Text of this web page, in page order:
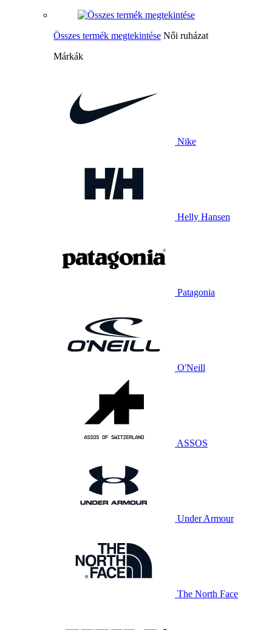
Összes termék megtekintése Női ruházat
Márkák
Nike
Helly Hansen
Patagonia
O'Neill
ASSOS
Under Armour
The North Face